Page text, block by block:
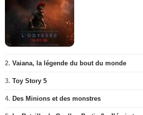
2. Vaiana, la légende du bout du monde
3. Toy Story 5
4. Des Minions et des monstres